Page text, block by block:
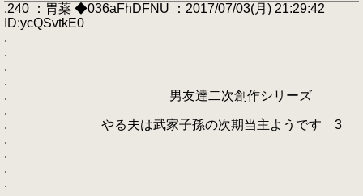
.240 ：胃薬 ◆036aFhDFNU ：2017/07/03(月) 21:29:42
ID:ycQSvtkE0
.
.
.
.
. 男友達二次創作シリーズ
.
. やる夫は武家子孫の次期当主ようです 3
.
.
.
.